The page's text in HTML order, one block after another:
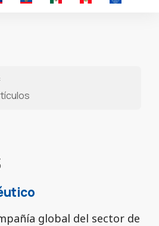
global del sector de